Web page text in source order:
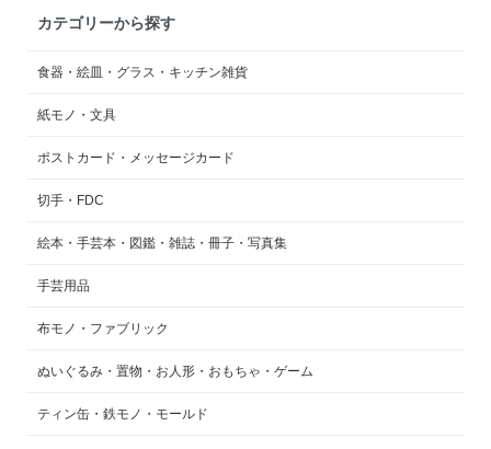
カテゴリーから探す
食器・絵皿・グラス・キッチン雑貨
紙モノ・文具
ポストカード・メッセージカード
切手・FDC
絵本・手芸本・図鑑・雑誌・冊子・写真集
手芸用品
布モノ・ファブリック
ぬいぐるみ・置物・お人形・おもちゃ・ゲーム
ティン缶・鉄モノ・モールド